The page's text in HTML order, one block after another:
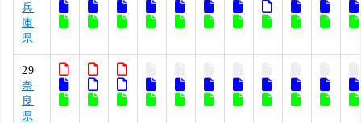
兵
庫
県
29
奈
良
県